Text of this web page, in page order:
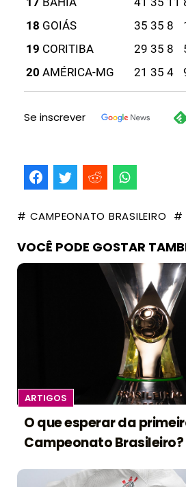
18 GOIÁS 35 35 8
19 CORITIBA 29 35 8
20 AMÉRICA-MG 21 35 4
Se inscrever
# CAMPEONATO BRASILEIRO #
VOCÊ PODE GOSTAR
ARTIGOS
O que esperar da
Campeonato Brasileiro?